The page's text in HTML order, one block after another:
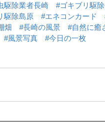
駆除業者長崎
#ゴキブリ駆
駆除島原 #エネコンカード
畑 #長崎の風景 #自然に癒
#風景写真 #今日の一枚